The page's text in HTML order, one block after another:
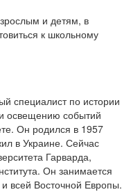
и детям, в
к школьному
специалист по истории
освещению событий
Он родился в 1957
в Украине. Сейчас
Гарварда,
Он занимается
всей Восточной Европы.